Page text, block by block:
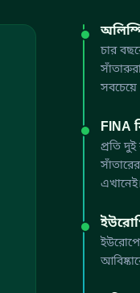
চার
সবচেয়ে
FINA
প্রতি
এখানেই।